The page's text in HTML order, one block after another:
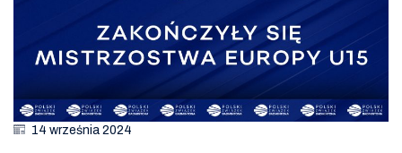
14 września 2024